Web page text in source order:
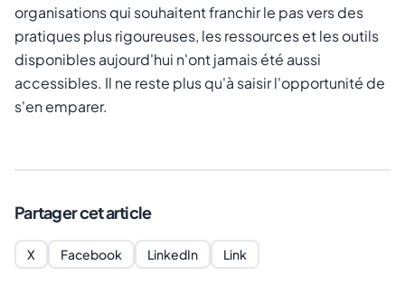
organisations qui souhaitent franchir le pas vers des
pratiques plus rigoureuses, les ressources et les outils
disponibles aujourd'hui n'ont jamais été aussi
accessibles. Il ne reste plus qu'à saisir l'opportunité de
s'en emparer.
Partager cet article
X Facebook LinkedIn Link